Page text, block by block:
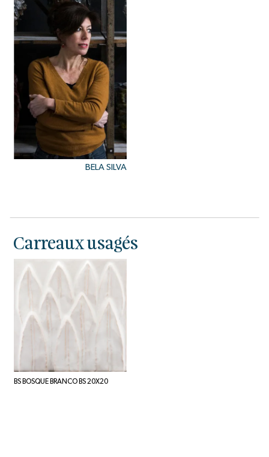
BELA SILVA
Carreaux usagés
BS BOSQUE BRANCO BS 20X20